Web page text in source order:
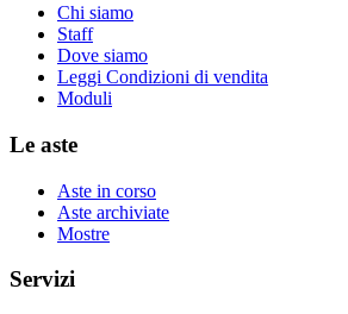
Chi siamo
Staff
Dove siamo
Leggi Condizioni di vendita
Moduli
Le aste
Aste in corso
Aste archiviate
Mostre
Servizi